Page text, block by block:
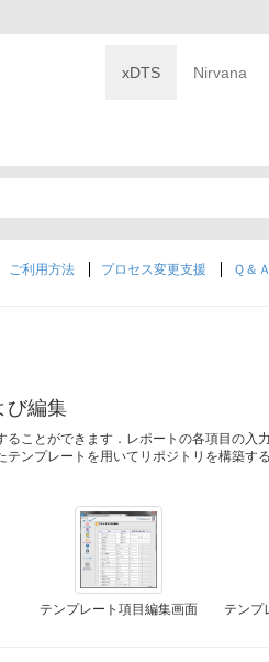
xDTS Nirvana
ご利用方法 プロセス変更支援 Ｑ＆Ａ
び編集
ことができます．レポートの各項目の入
ンプレートを用いてリポジトリを構築す
テンプレート項目編集画面 テンプ